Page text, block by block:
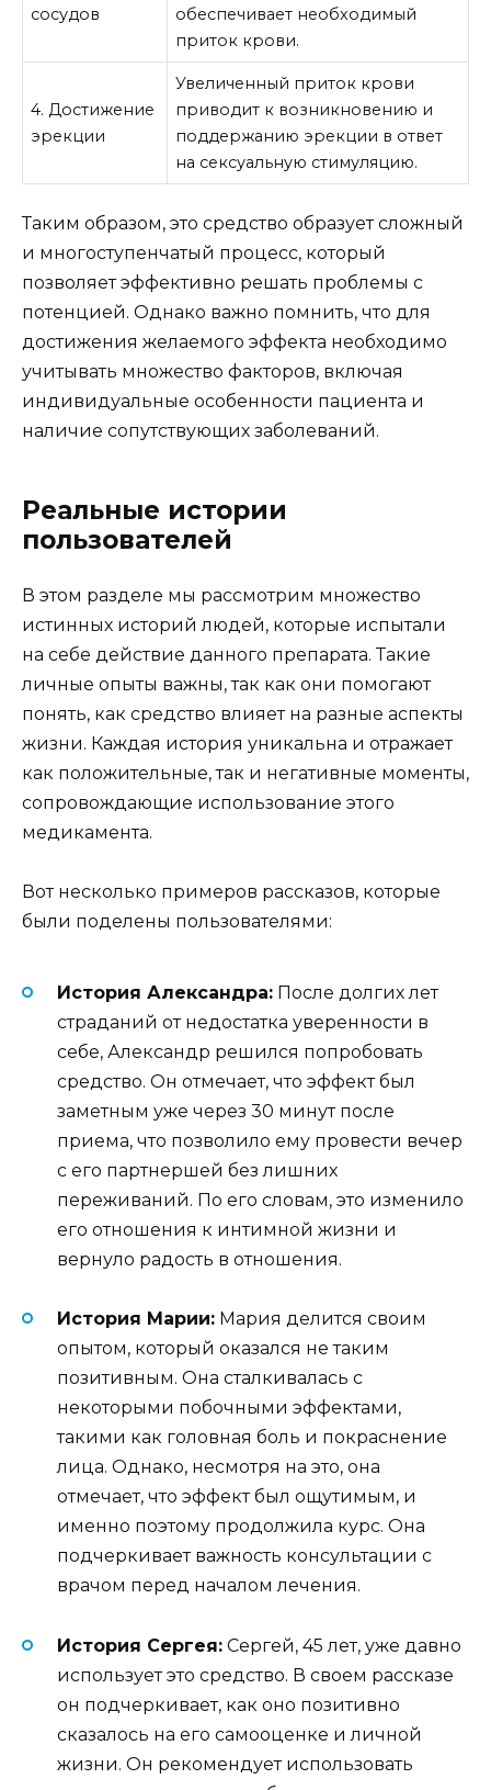
сосудов
обеспечивает необходимый
приток крови.
4. Достижение
эрекции
Увеличенный приток крови
приводит к возникновению и
поддержанию эрекции в ответ
на сексуальную стимуляцию.
Таким образом, это средство образует сложный
и многоступенчатый процесс, который
позволяет эффективно решать проблемы с
потенцией. Однако важно помнить, что для
достижения желаемого эффекта необходимо
учитывать множество факторов, включая
индивидуальные особенности пациента и
наличие сопутствующих заболеваний.
Реальные истории
пользователей
В этом разделе мы рассмотрим множество
истинных историй людей, которые испытали
на себе действие данного препарата. Такие
личные опыты важны, так как они помогают
понять, как средство влияет на разные аспекты
жизни. Каждая история уникальна и отражает
как положительные, так и негативные моменты,
сопровождающие использование этого
медикамента.
Вот несколько примеров рассказов, которые
были поделены пользователями:
История Александра: После долгих лет
страданий от недостатка уверенности в
себе, Александр решился попробовать
средство. Он отмечает, что эффект был
заметным уже через 30 минут после
приема, что позволило ему провести вечер
с его партнершей без лишних
переживаний. По его словам, это изменило
его отношения к интимной жизни и
вернуло радость в отношения.
История Марии: Мария делится своим
опытом, который оказался не таким
позитивным. Она сталкивалась с
некоторыми побочными эффектами,
такими как головная боль и покраснение
лица. Однако, несмотря на это, она
отмечает, что эффект был ощутимым, и
именно поэтому продолжила курс. Она
подчеркивает важность консультации с
врачом перед началом лечения.
История Сергея: Сергей, 45 лет, уже давно
использует это средство. В своем рассказе
он подчеркивает, как оно позитивно
сказалось на его самооценке и личной
жизни. Он рекомендует использовать